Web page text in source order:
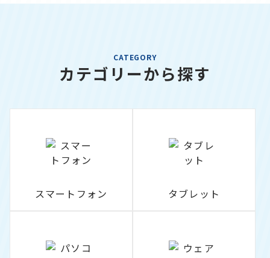
CATEGORY
カテゴリーから探す
スマートフォン タブレット